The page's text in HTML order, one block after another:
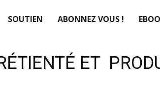
SOUTIEN ABONNEZ VOUS !
ET